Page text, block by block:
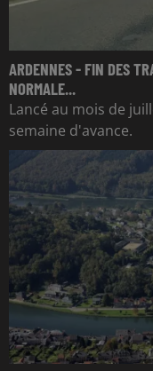
ARDENNES - FIN DES
NORMALE...
Lancé au mois de
semaine d'avance.